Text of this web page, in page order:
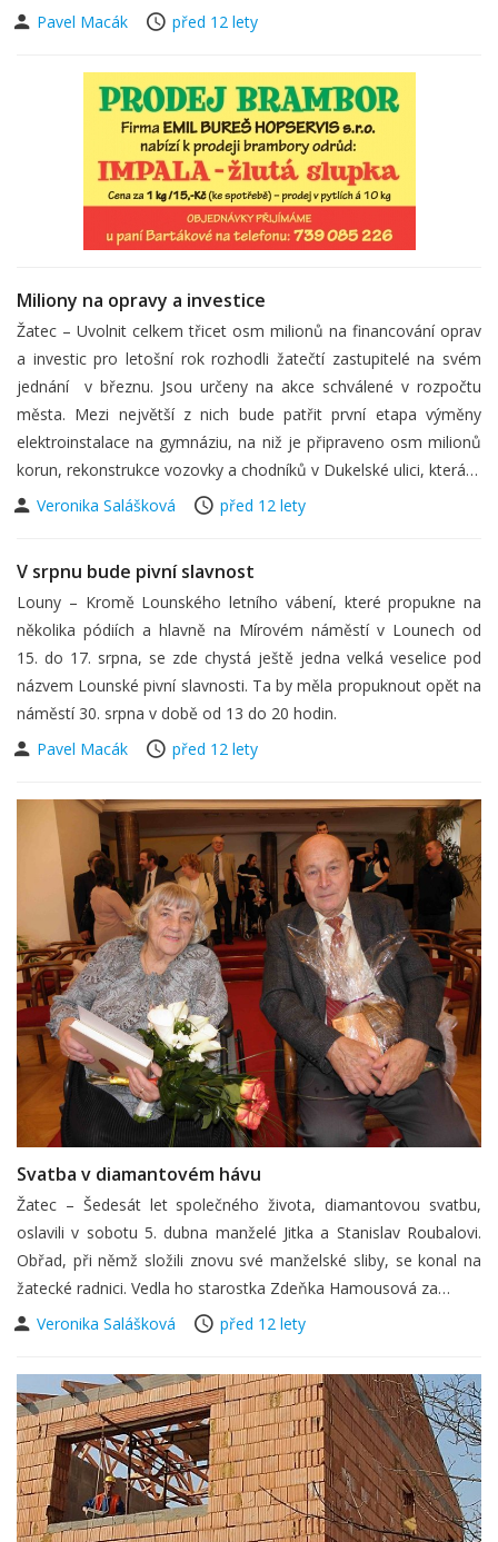
Pavel Macák
před 12 lety
Miliony na opravy a investice
Žatec – Uvolnit celkem třicet osm milionů na financování oprav
a investic pro letošní rok rozhodli žatečtí zastupitelé na svém
jednání v březnu. Jsou určeny na akce schválené v rozpočtu
města. Mezi největší z nich bude patřit první etapa výměny
elektroinstalace na gymnáziu, na niž je připraveno osm milionů
korun, rekonstrukce vozovky a chodníků v Dukelské ulici, která…
Veronika Salášková
před 12 lety
V srpnu bude pivní slavnost
Louny – Kromě Lounského letního vábení, které propukne na
několika pódiích a hlavně na Mírovém náměstí v Lounech od
15. do 17. srpna, se zde chystá ještě jedna velká veselice pod
názvem Lounské pivní slavnosti. Ta by měla propuknout opět na
náměstí 30. srpna v době od 13 do 20 hodin.
Pavel Macák
před 12 lety
Svatba v diamantovém hávu
Žatec – Šedesát let společného života, diamantovou svatbu,
oslavili v sobotu 5. dubna manželé Jitka a Stanislav Roubalovi.
Obřad, při němž složili znovu své manželské sliby, se konal na
žatecké radnici. Vedla ho starostka Zdeňka Hamousová za…
Veronika Salášková
před 12 lety